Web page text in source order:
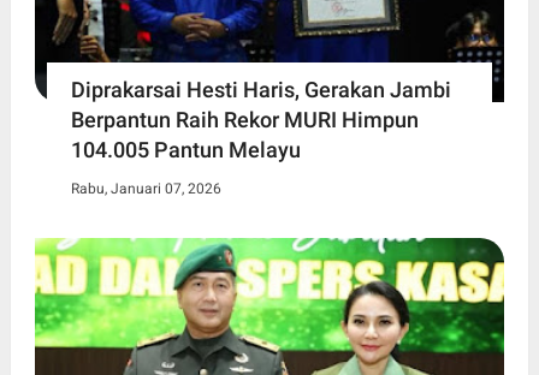
Diprakarsai Hesti Haris, Gerakan Jambi
Berpantun Raih Rekor MURI Himpun
104.005 Pantun Melayu
Rabu, Januari 07, 2026